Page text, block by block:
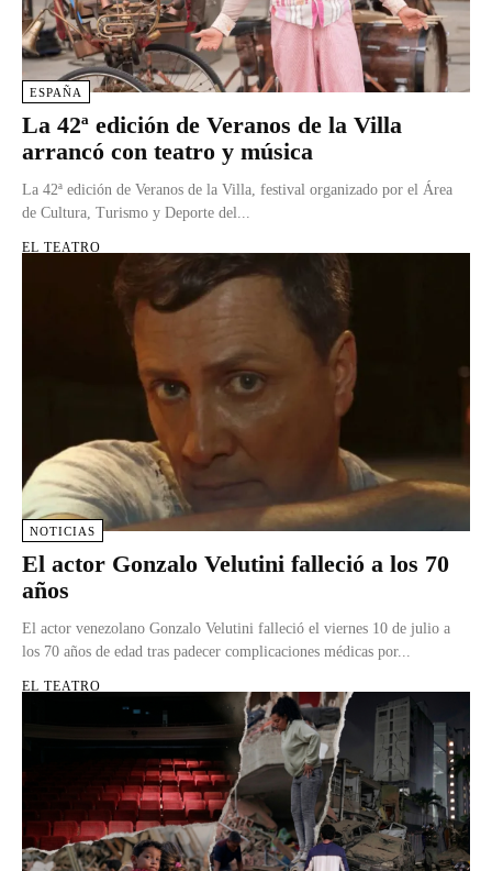
ESPAÑA
La 42ª edición de Veranos de la Villa
arrancó con teatro y música
La 42ª edición de Veranos de la Villa, festival organizado por el Área
de Cultura, Turismo y Deporte del...
EL TEATRO
NOTICIAS
El actor Gonzalo Velutini falleció a los 70
años
El actor venezolano Gonzalo Velutini falleció el viernes 10 de julio a
los 70 años de edad tras padecer complicaciones médicas por...
EL TEATRO